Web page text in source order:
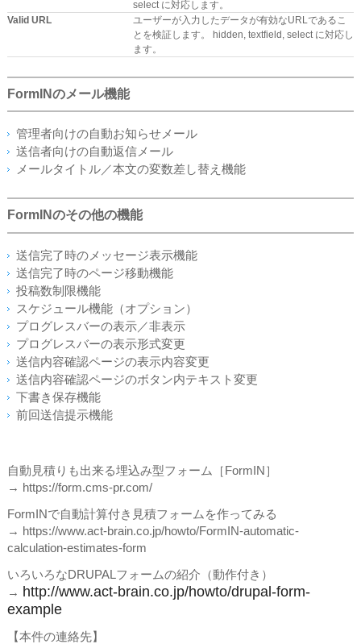
select に対応します。
Valid URL
ユーザーが入力したデータが有効なURLであるこ
とを検証します。 hidden, textfield, select に対応し
ます。
FormINのメール機能
管理者向けの自動お知らせメール
送信者向けの自動返信メール
メールタイトル／本文の変数差し替え機能
FormINのその他の機能
送信完了時のメッセージ表示機能
送信完了時のページ移動機能
投稿数制限機能
スケジュール機能（オプション）
プログレスバーの表示／非表示
プログレスバーの表示形式変更
送信内容確認ページの表示内容変更
送信内容確認ページのボタン内テキスト変更
下書き保存機能
前回送信提示機能
自動見積りも出来る埋込み型フォーム［FormIN］
→ https://form.cms-pr.com/
FormINで自動計算付き見積フォームを作ってみる
→ https://www.act-brain.co.jp/howto/FormIN-automatic-
calculation-estimates-form
いろいろなDRUPALフォームの紹介（動作付き）
→ http://www.act-brain.co.jp/howto/drupal-form-
example
【本件の連絡先】